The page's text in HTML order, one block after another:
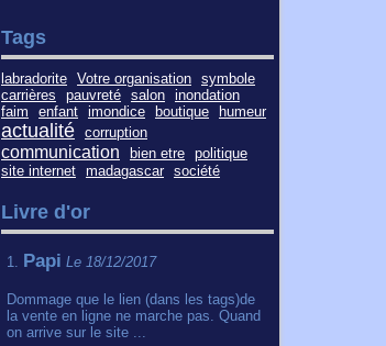
Tags
labradorite Votre organisation symbole
carrières
pauvreté salon inondation
faim
enfant imondice boutique humeur
actualité corruption
communication bien etre politique
site internet madagascar société
Livre d'or
1. Papi Le 18/12/2017
Dommage que le lien (dans les tags)de
la vente en ligne ne marche pas. Quand
on arrive sur le site ...